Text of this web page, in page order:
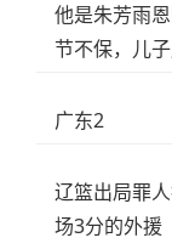
他是朱芳雨
节不保，儿
广东2
辽篮出局罪
场3分的外援